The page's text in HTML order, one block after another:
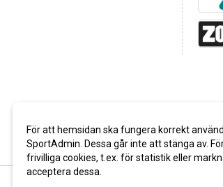
För att hemsidan ska fungera korrekt
SportAdmin. Dessa går inte att stänga av.
frivilliga cookies, t.ex. för statistik eller
acceptera dessa.